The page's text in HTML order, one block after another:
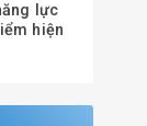
lực
hiện